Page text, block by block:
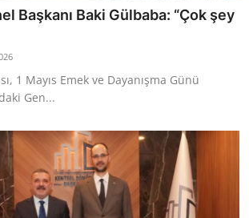
Başkanı Baki Gülbaba: “Çok şey
1 Mayıs Emek ve Dayanışma Günü
Gen...